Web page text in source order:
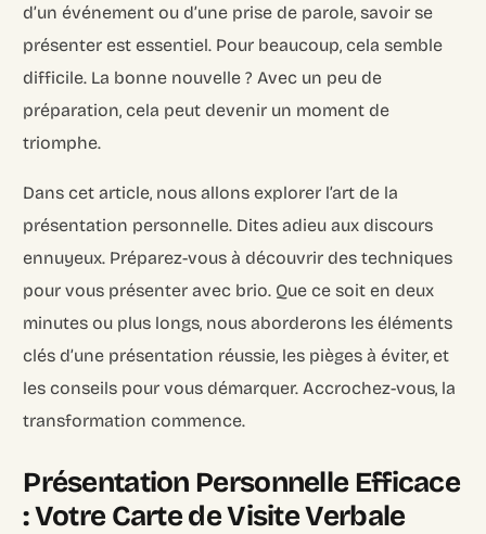
d’un événement ou d’une prise de parole, savoir se
présenter est essentiel. Pour beaucoup, cela semble
difficile. La bonne nouvelle ? Avec un peu de
préparation, cela peut devenir un moment de
triomphe.
Dans cet article, nous allons explorer l’art de la
présentation personnelle. Dites adieu aux discours
ennuyeux. Préparez-vous à découvrir des techniques
pour vous présenter avec brio. Que ce soit en deux
minutes ou plus longs, nous aborderons les éléments
clés d’une présentation réussie, les pièges à éviter, et
les conseils pour vous démarquer. Accrochez-vous, la
transformation commence.
Présentation Personnelle Efficace
: Votre Carte de Visite Verbale